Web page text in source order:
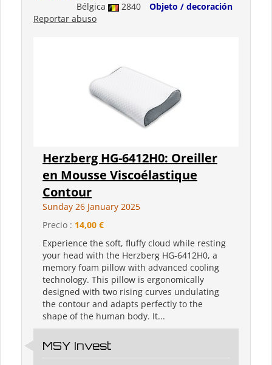
Bélgica 2840
Objeto / decoración
Reportar abuso
Herzberg HG-6412H0: Oreiller
en Mousse Viscoélastique
Contour
Sunday 26 January 2025
Precio : 14,00 €
Experience the soft, fluffy cloud while resting
your head with the Herzberg HG-6412H0, a
memory foam pillow with advanced cooling
technology. This pillow is ergonomically
designed with two rising curves undulating
the contour and adapts perfectly to the
shape of the human body. It...
MSY Invest